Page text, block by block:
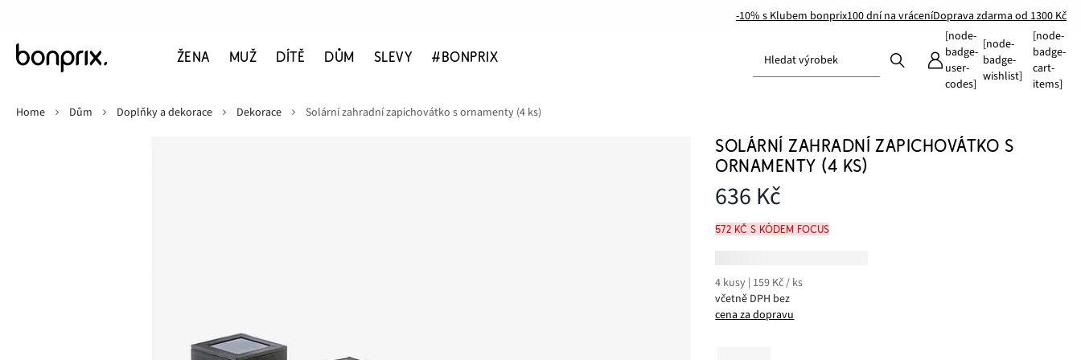
-10% s Klubem bonprix100 dní na vráceníDoprava zdarma od 1300 Kč
ŽENA MUŽ DÍTĚ DŮM SLEVY #BONPRIX Hledat výrobek
[node-
badge-
user-
codes]
[node-
badge-
wishlist]
[node-
badge-
cart-
items]
Home
Dům Doplňky a dekorace Dekorace Solární zahradní zapichovátko s ornamenty (4 ks)
SOLÁRNÍ ZAHRADNÍ ZAPICHOVÁTKO S
ORNAMENTY (4 KS)
636 Kč
572 Kč s kódem FOCUS
4 kusy | 159 Kč / ks
včetně DPH bez
cena za dopravu